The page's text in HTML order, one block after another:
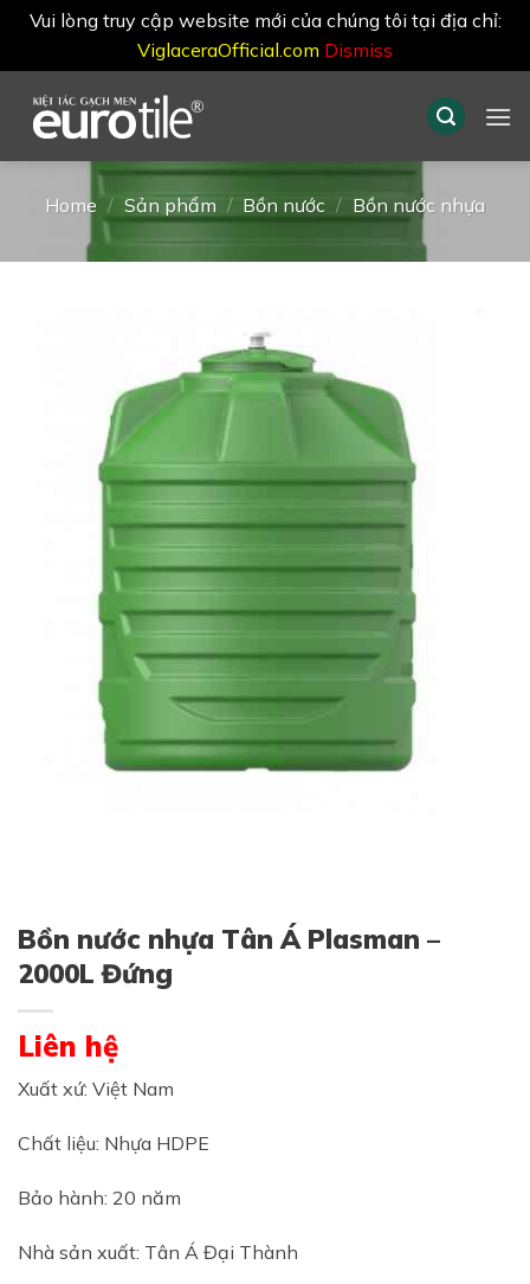
Vui lòng truy cập website mới của chúng tôi tại địa chỉ:
ViglaceraOfficial.com Dismiss
content
Home / Sản phẩm / Bồn nước / Bồn nước nhựa
Bồn nước nhựa Tân Á Plasman –
2000L Đứng
Liên hệ
Xuất xứ: Việt Nam
Chất liệu: Nhựa HDPE
Bảo hành: 20 năm
Nhà sản xuất: Tân Á Đại Thành